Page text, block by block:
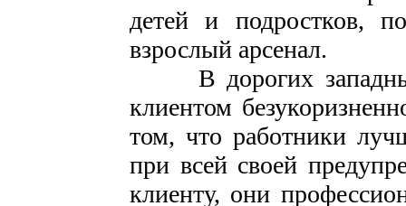
детей и подростков,
взрослый арсенал.
В дорогих западных
клиентом
том, что работники
при всей своей
клиенту, они